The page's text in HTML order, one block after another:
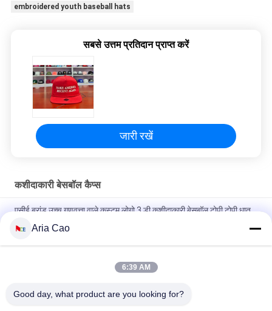
embroidered youth baseball hats
सबसे उत्तम प्रतिदान प्राप्त करें
जारी रखें
कशीदाकारी बेसबॉल कैप्स
एसीई ब्रांड उच्च गुणवत्ता वाले कस्टम लोगो 3 डी कशीदाकारी बेसबॉल टोपी टोपी धातु
100% पॉलिएस्टर 6 पैनल बेसबॉल कैप सॉलिड क्लासिकल सिक्स पैनल अनस्ट्रक्चर्ड
Aria Cao
6:39 AM
Good day, what product are you looking for?